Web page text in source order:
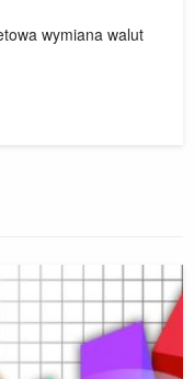
wymiana walut